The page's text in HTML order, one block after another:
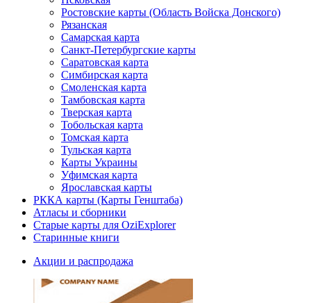
Ростовские карты (Область Войска Донского)
Рязанская
Самарская карта
Санкт-Петербургские карты
Саратовская карта
Симбирская карта
Смоленская карта
Тамбовская карта
Тверская карта
Тобольская карта
Томская карта
Тульская карта
Карты Украины
Уфимская карта
Ярославская карты
РККА карты (Карты Генштаба)
Атласы и сборники
Старые карты для OziExplorer
Старинные книги
Акции и распродажа